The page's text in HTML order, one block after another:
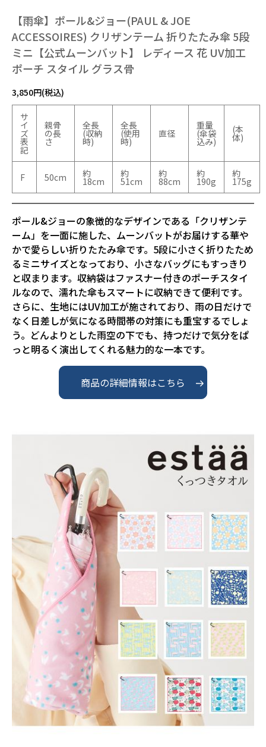
【雨傘】ポール&ジョー(PAUL & JOE
ACCESSOIRES) クリザンテーム 折りたたみ傘 5段
ミニ【公式ムーンバット】 レディース 花 UV加工
ポーチ スタイル グラス骨
3,850円(税込)
サ
イ
ズ
表
記
親骨
の長
さ
全長
(収納
時)
全長
(使用
時)
直径
重量
(傘袋
込み)
(本
体)
F 50cm 約
18cm
約
51cm
約
88cm
約
190g
約
175g
ポール&ジョーの象徴的なデザインである「クリザンテ
ーム」を一面に施した、ムーンバットがお届けする華や
かで愛らしい折りたたみ傘です。5段に小さく折りたため
るミニサイズとなっており、小さなバッグにもすっきり
と収まります。収納袋はファスナー付きのポーチスタイ
ルなので、濡れた傘もスマートに収納できて便利です。
さらに、生地にはUV加工が施されており、雨の日だけで
なく日差しが気になる時間帯の対策にも重宝するでしょ
う。どんよりとした雨空の下でも、持つだけで気分をぱ
っと明るく演出してくれる魅力的な一本です。
商品の詳細情報はこちら